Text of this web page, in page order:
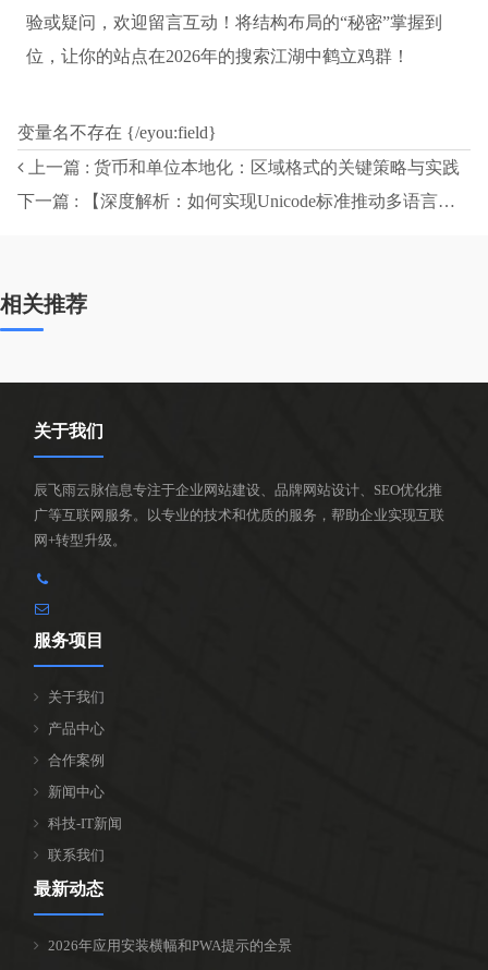
验或疑问，欢迎留言互动！将结构布局的“秘密”掌握到
位，让你的站点在2026年的搜索江湖中鹤立鸡群！
变量名不存在 {/eyou:field}
上一篇 : 货币和单位本地化：区域格式的关键策略与实践
下一篇 : 【深度解析：如何实现Unicode标准推动多语言字符无障碍】
相关推荐
关于我们
辰飞雨云脉信息专注于企业网站建设、品牌网站设计、SEO优化推
广等互联网服务。以专业的技术和优质的服务，帮助企业实现互联
网+转型升级。
服务项目
关于我们
产品中心
合作案例
新闻中心
科技-IT新闻
联系我们
最新动态
2026年应用安装横幅和PWA提示的全景